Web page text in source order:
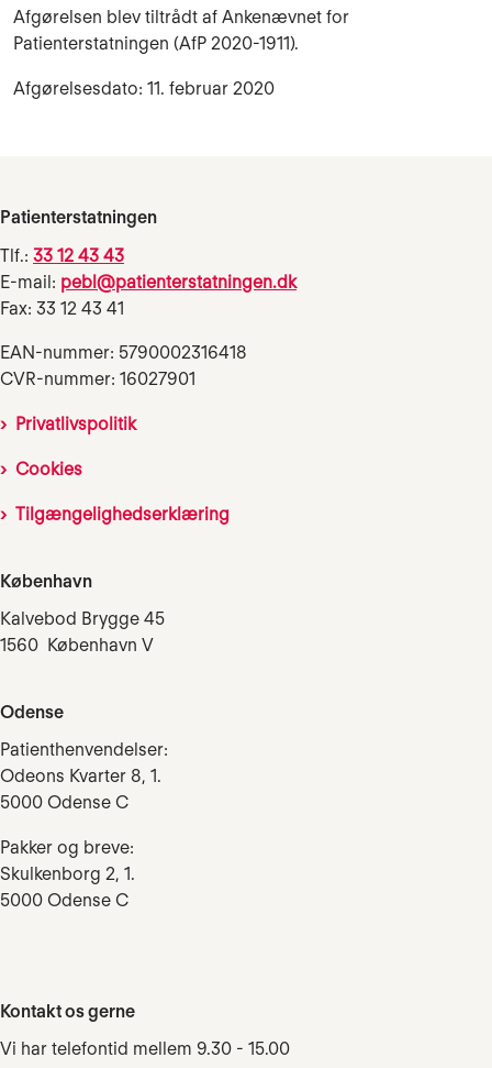
Afgørelsen blev tiltrådt af Ankenævnet for
Patienterstatningen (AfP 2020-1911).
Afgørelsesdato: 11. februar 2020
Patienterstatningen
Tlf.: 33 12 43 43
E-mail: pebl@patienterstatningen.dk
Fax: 33 12 43 41
EAN-nummer: 5790002316418
CVR-nummer: 16027901
Privatlivspolitik
Cookies
Tilgængelighedserklæring
København
Kalvebod Brygge 45
1560 København V
Odense
Patienthenvendelser:
Odeons Kvarter 8, 1.
5000 Odense C
Pakker og breve:
Skulkenborg 2, 1.
5000 Odense C
Kontakt os gerne
Vi har telefontid mellem 9.30 - 15.00